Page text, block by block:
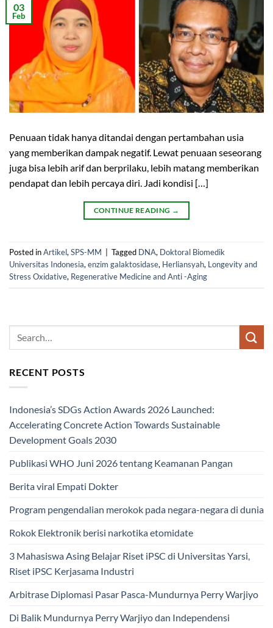
03
Feb
Penuaan tidak hanya ditandai dengan pertambahan usia
yang memberikan dampak negatif. Lewat penuaan seseorang
juga bisa lebih arif dan berprilaku, lebih matang memberikan
pendapat dan lebih percaya diri. Jadi kondisi […]
CONTINUE READING →
Posted inArtikel,SPS-MM Tagged DNA, Doktoral Biomedik
Universitas Indonesia,enzim galaktosidase, Herliansyah, Longevity and
Stress Oxidative, Regenerative Medicine and Anti -Aging
RECENT POSTS
Indonesia’s SDGs Action Awards 2026 Launched:
Accelerating Concrete Action Towards Sustainable
Development Goals 2030
Publikasi WHO Juni 2026 tentang Keamanan Pangan
Berita viral Empati Dokter
Program pengendalian merokok pada negara-negara di dunia
Rokok Elektronik berisi narkotika etomidate
3 Mahasiswa Asing Belajar Riset iPSC di Universitas Yarsi,
Riset iPSC Kerjasama Industri
Arbitrase Diplomasi Pasar Pasca-Mundurnya Perry Warjiyo
Di Balik Mundurnya Perry Warjiyo dan Independensi